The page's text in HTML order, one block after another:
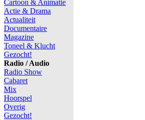
Cartoon & Animatie
Actie & Drama
Actualiteit
Documentaire
Magazine
Toneel & Klucht
Gezocht!
Radio / Audio
Radio Show
Cabaret
Mix
Hoorspel
Overig
Gezocht!